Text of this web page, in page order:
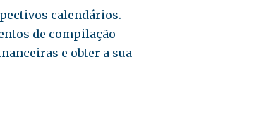
calendários.
de compilação
e obter a sua